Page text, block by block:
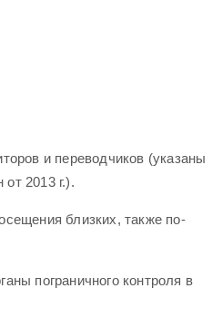
и переводчиков (указаны
2013 г.).
близких, также по-
пограничного контроля в